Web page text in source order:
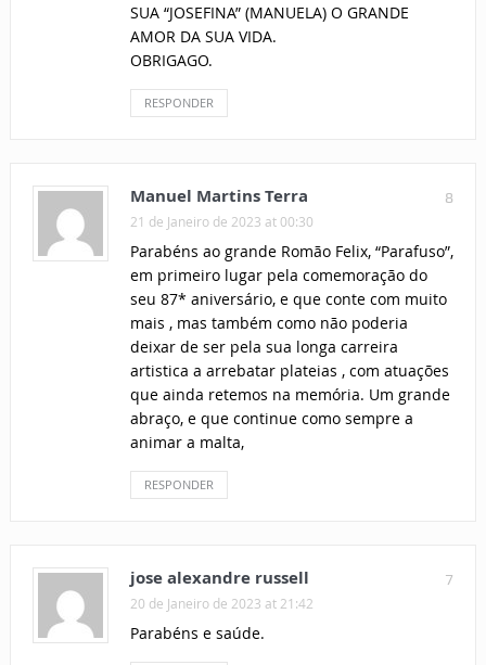
SUA “JOSEFINA” (MANUELA) O GRANDE
AMOR DA SUA VIDA.
OBRIGAGO.
RESPONDER
8
Manuel Martins Terra
21 de Janeiro de 2023 at 00:30
Parabéns ao grande Romão Felix, “Parafuso”,
em primeiro lugar pela comemoração do
seu 87* aniversário, e que conte com muito
mais , mas também como não poderia
deixar de ser pela sua longa carreira
artistica a arrebatar plateias , com atuações
que ainda retemos na memória. Um grande
abraço, e que continue como sempre a
animar a malta,
RESPONDER
7
jose alexandre russell
20 de Janeiro de 2023 at 21:42
Parabéns e saúde.